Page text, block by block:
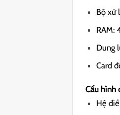
Bộ xử
RAM:
Dung
Card
Cấu hình
Hệ